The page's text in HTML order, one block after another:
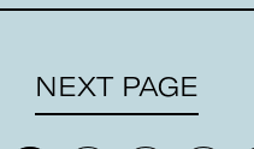
NEXT PAGE